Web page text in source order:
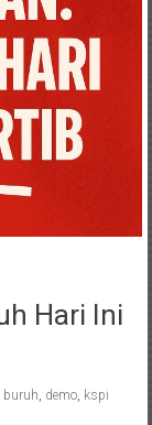
Hari Ini
buruh, demo, kspi